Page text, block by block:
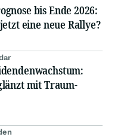
bis Ende 2026:
eine neue Rallye?
mit Traum-